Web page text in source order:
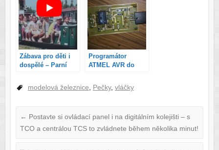
Zábava pro děti i
dospělé – Parní
Programátor
ATMEL AVR do
modelová železnice Pečky, vláčky
← Postavte si ovládací panel i na digitálním kolejišti – s
TCO a centrálou TCS to zvládnete během několika minut!